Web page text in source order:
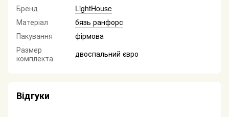
Бренд
LightHouse
Матеріал
бязь ранфорс
Пакування
фірмова
Размер
комплекта
двоспальний євро
Відгуки